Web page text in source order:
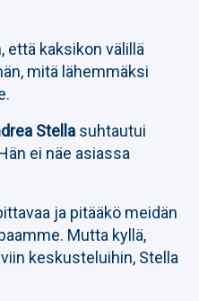
että kaksikon välillä
mitä lähemmäksi
Stella suhtautui
ei näe asiassa
ja pitääkö meidän
Mutta kyllä,
keskusteluihin, Stella